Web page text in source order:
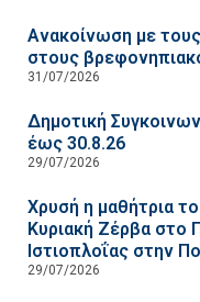
Ανακοίνωση με
στους
31/07/2026
Δημοτική
έως 30.8.26
29/07/2026
Χρυσή η μαθήτρια
Κυριακή Ζέρβα
Ιστιοπλοΐας στην
29/07/2026